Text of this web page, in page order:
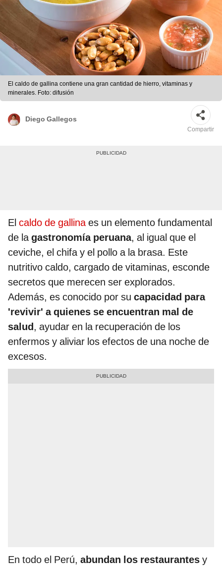
El caldo de gallina contiene una gran cantidad de hierro, vitaminas y
minerales. Foto: difusión
Diego Gallegos
Compartir
El caldo de gallinaes un elemento fundamental
de lagastronomía peruana, al igual que el
ceviche, el chifa y el pollo a la brasa. Este
nutritivo caldo, cargado de vitaminas, esconde
secretos que merecen ser explorados.
Además, es conocido por su capacidad para
'revivir' a quienes se encuentran mal de
salud, ayudar en la recuperación de los
enfermos y aliviar los efectos de una noche de
excesos.
En todo el Perú, abundan los restaurantes y